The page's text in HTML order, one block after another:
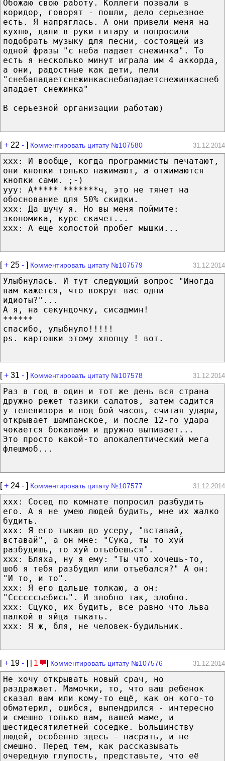
Обожаю свою работу. Коллеги позвали в
коридор, говорят - пошли, дело серьезное
есть. Я напряглась. А они привели меня на
кухню, дали в руки гитару и попросили
подобрать музыку для песни, состоящей из
одной фразы "с неба падает снежинка". То
есть я несколько минут играла им 4 аккорда,
а они, радостные как дети, пели
"снебападаетснежинкаснебападаетснежинкаснеб
ападает снежинка"
В серьезной организации работаю)
[+ 22 - ] Комментировать цитату №107580 31.12.2014
xxx: И вообще, когда программисты печатают,
они кнопки только нажимают, а отжимаются
кнопки сами. ;-)
yyy: А***** *******ч, это не тянет на
обоснование для 50% скидки.
xxx: Да шучу я. Но вы меня поймите:
экономика, курс скачет...
xxx: А еще холостой пробег мышки...
[+ 25 - ] Комментировать цитату №107579 31.12.2014
Улыбнулась. И тут следующий вопрос "Иногда
вам кажется, что вокруг вас одни
идиоты?"...
А я, на секундочку, сисадмин!
******
спасибо, улыбнуло!!!!!
ps. картошки этому хлопцу ! вот.
[+ 31 - ] Комментировать цитату №107578 31.12.2014
Раз в год в один и тот же день вся страна
дружно режет тазики салатов, затем садится
у телевизора и под бой часов, считая удары,
открывает шампанское, и после 12-го удара
чокается бокалами и дружно выпивает...
Это просто какой-то апокалептический мега
флешмоб...
[+ 24 - ] Комментировать цитату №107577 31.12.2014
ххх: Сосед по комнате попросил разбудить
его. А я не умею людей будить, мне их жалко
будить.
ххх: Я его тыкаю до усеру, "вставай,
вставай", а он мне: "Сука, ты то хуй
разбудишь, то хуй отъебешься".
ххх: Бляха, ну я ему: "Ты что хочешь-то,
шоб я тебя разбудил или отъебался?" А он:
"И то, и то".
ххх: Я его дальше толкаю, а он:
"Ссссссъебись". И злобно так, злобно.
ххх: Сцуко, их будить, все равно что льва
палкой в яйца тыкать.
ххх: Я ж, бля, не человек-будильник.
[+ 19 - ] [ 1 ] Комментировать цитату №107576 31.12.2014
Не хочу открывать новый срач, но
раздражает. Мамочки, то, что ваш ребенок
сказал вам или кому-то ещё, как он кого-то
обматерил, ошибся, выпендрился - интересно
и смешно только вам, вашей маме, и
шестидесятилетней соседке. Большинству
людей, особенно здесь - насрать, и не
смешно. Перед тем, как рассказывать
очередную глупость, представьте, что её